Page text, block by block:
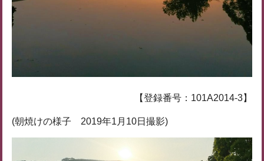
【登録番号：101A2014-3】
(朝焼けの様子 2019年1月10日撮影)